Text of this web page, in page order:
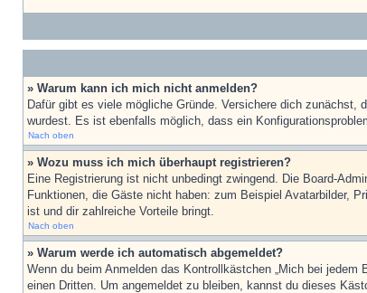
» Warum kann ich mich nicht anmelden?
Dafür gibt es viele mögliche Gründe. Versichere dich
wurdest. Es ist ebenfalls möglich, dass ein
Nach oben
» Wozu muss ich mich überhaupt registrieren?
Eine Registrierung ist nicht unbedingt zwingend. Die Board-
Funktionen, die Gäste nicht haben: zum Beispiel Avatarbilder,
ist und dir zahlreiche Vorteile bringt.
Nach oben
» Warum werde ich automatisch abgemeldet?
Wenn du beim Anmelden das Kontrollkästchen „Mich bei
einen Dritten. Um angemeldet zu bleiben, kannst du dieses